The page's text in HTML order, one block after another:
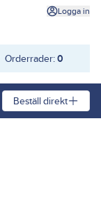
Logga in
Orderrader: 0
Beställ direkt